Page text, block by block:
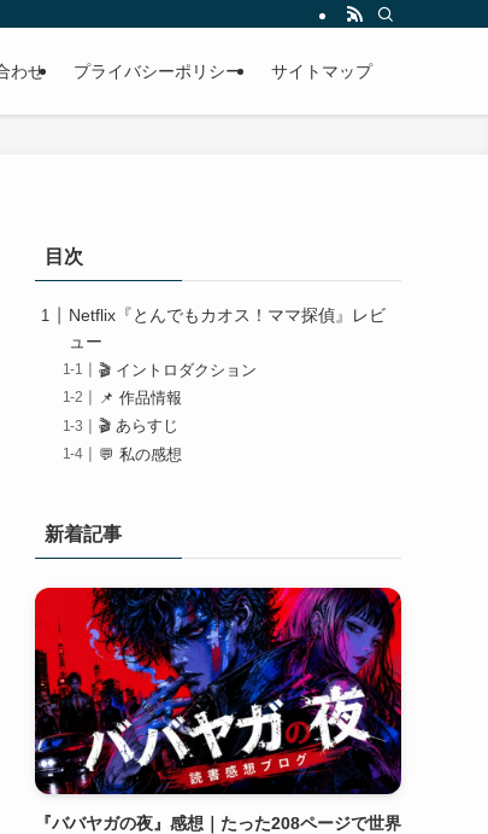
わせ プライバシーポリシー サイトマップ
目次
Netflix『とんでもカオス！ママ探偵』レビ
ュー
🎬 イントロダクション
📌 作品情報
🎬 あらすじ
💬 私の感想
新着記事
『ババヤガの夜』感想｜たった208ページで世界